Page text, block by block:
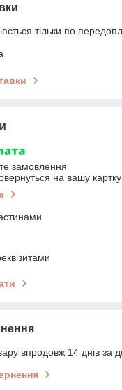
тільки по
замовлення
на вашу картку
впродовж 14 днів за